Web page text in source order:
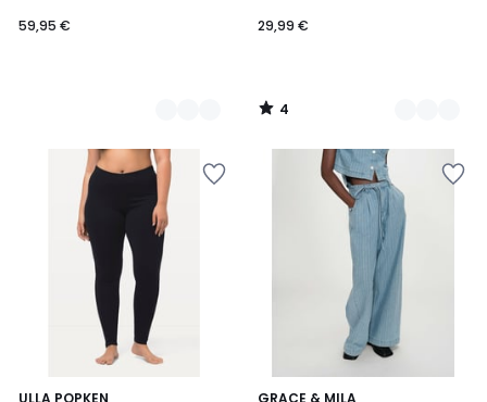
59,95 €
29,99 €
4
/
ULLA POPKEN
4,5
GRACE & MILA